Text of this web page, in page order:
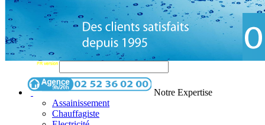
Notre Expertise
Assainissement
Chauffagiste